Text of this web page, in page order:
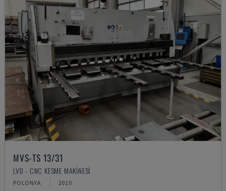
MVS-TS 13/31
LVD - CNC KESME MAKINESI
POLONYA 2010